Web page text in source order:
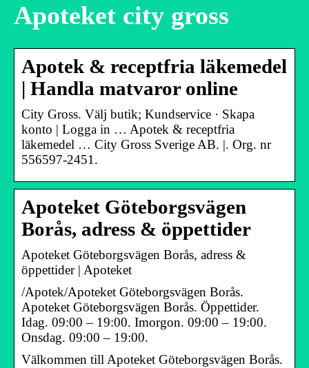
Apoteket city gross
Apotek & receptfria läkemedel
| Handla matvaror online
City Gross. Välj butik; Kundservice · Skapa
konto | Logga in … Apotek & receptfria
läkemedel … City Gross Sverige AB. |. Org. nr
556597-2451.
Apoteket Göteborgsvägen
Borås, adress & öppettider
Apoteket Göteborgsvägen Borås, adress &
öppettider | Apoteket
/Apotek/Apoteket Göteborgsvägen Borås.
Apoteket Göteborgsvägen Borås. Öppettider.
Idag. 09:00 – 19:00. Imorgon. 09:00 – 19:00.
Onsdag. 09:00 – 19:00.
Välkommen till Apoteket Göteborgsvägen Borås.